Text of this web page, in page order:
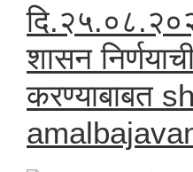
शासन
करण्याबाबत